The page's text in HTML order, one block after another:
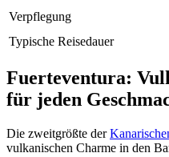
Verpflegung
Typische Reisedauer
Fuerteventura:
für jeden
Die zweitgrößte der
vulkanischen Charme in den